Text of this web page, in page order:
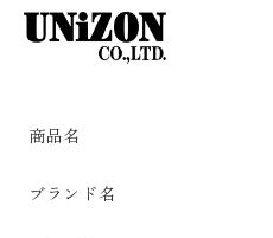
商品名
ブランド名